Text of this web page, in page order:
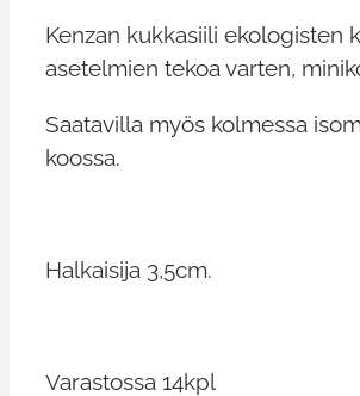
Kenzan kukkasiili ekologisten
asetelmien tekoa varten,
Saatavilla myös kolmessa
koossa.
Halkaisija 3,5cm.
Varastossa 14kpl